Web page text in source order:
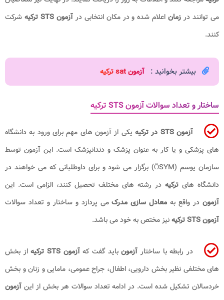
می توانند در زماناعلام شده و در مکان انتخابی درآزمون STS ترکیه
شرکت
کنند.
بیشتر بخوانید : آزمون sat ترکیه
ساختار و تعداد سوالات آزمون STS ترکیه
آزمون STS در ترکیه
یکی از آزمون های مهم برای ورود به دانشگاه
های پزشکی و یا کار به عنوان پزشک و دندانپزشک است. این آزمون توسط
سازمان یوسم (ÖSYM) برگزار می شود و برای داوطلبانی که می خواهند در
دانشگاه های ترکیه در رشته های مختلف تحصیل کنند، الزامی است. این
آزموندر واقع به معادل سازی مدرکمی پردازد و ساختار و تعداد سوالات
آزمون STS ترکیه
نیز مختص به خود می باشد.
در رابطه با ساختار آزمونباید گفت کهآزمون STS ترکیه
از بخش
های مختلفی نظیر بخش دارویی، اطفال، جراح عمومی، مامایی و زنان و بخش
خردسالان تشکیل شده است. در ادامه تعداد سوالات هر بخش از این آزمون